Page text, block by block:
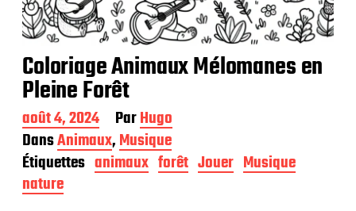
Coloriage Animaux Mélomanes en
Pleine Forêt
D
a
t
e
d
e
août 4, 2024 ParHugo
DansAnimaux,Musique
Étiquettes animaux forêt Jouer Musique
nature